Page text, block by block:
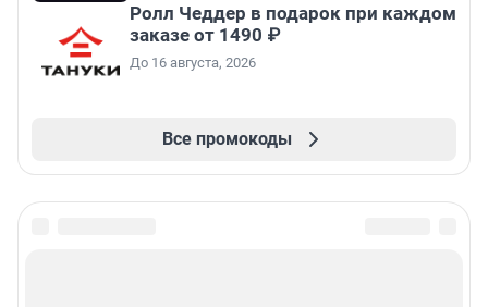
Ролл Чеддер в подарок при каждом
заказе от 1490 ₽
До 16 августа, 2026
Все промокоды